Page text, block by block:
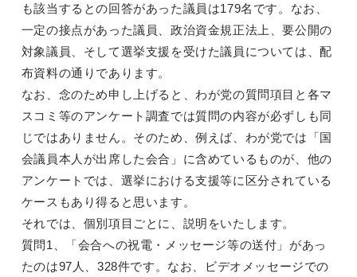
も該当するとの回答があった議員は179名です。なお、
一定の接点があった議員、政治資金規正法上、要公開の
対象議員、そして選挙支援を受けた議員については、配
布資料の通りであります。
なお、念のため申し上げると、わが党の質問項目と各マ
スコミ等のアンケート調査では質問の内容が必ずしも同
じではありません。そのため、例えば、わが党では「国
会議員本人が出席した会合」に含めているものが、他の
アンケートでは、選挙における支援等に区分されている
ケースもあり得ると思います。
それでは、個別項目ごとに、説明をいたします。
質問1、「会合への祝電・メッセージ等の送付」があっ
たのは97人、328件です。なお、ビデオメッセージでの